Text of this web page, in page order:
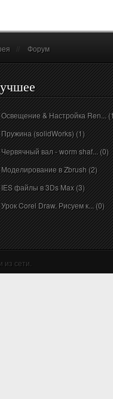
Форум
Освещение & Настройка Ren...
Пружина (solidWorks) (1)
Червячный вал - worm shaf... (0)
Моделирование в Zbrush (2)
IES файлы в 3Ds Max (3)
Урок Corel Draw. Рисуем к... (0)
сети.